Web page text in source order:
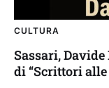
CULTURA
Sassari,
di “Scrittori alle